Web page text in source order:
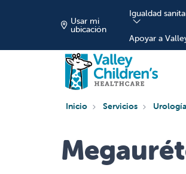
Usar mi
ubicación
Igualdad
Apoyar a
Inicio Servicios